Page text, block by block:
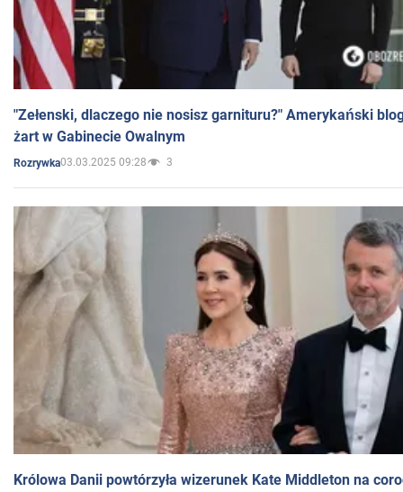
"Zełenski, dlaczego nie nosisz garnituru?" Amerykański
żart w Gabinecie Owalnym
Rozrywka03.03.2025 09:28 3
Królowa Danii powtórzyła wizerunek Kate Middleton na